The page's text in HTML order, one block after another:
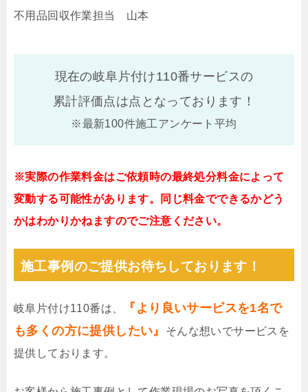
不用品回収作業担当 山本
現在の岐阜片付け110番サービスの
累計評価点は点となっております！
※最新100件施工アンケート平均
※実際の作業料金はご依頼時の最終処分料金によって
変動する可能性があります。同じ料金でできるかどう
かはわかりかねますのでご注意ください。
施工事例のご提供お待ちしております！
岐阜片付け110番は、
『より良いサービスを1名で
も多くの方に提供したい』
そんな想いでサービスを
提供しております。